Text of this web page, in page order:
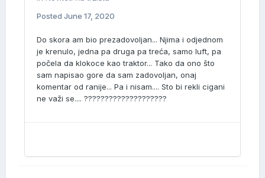
Posted June 17, 2020
Do skora am bio prezadovoljan... Njima i odjednom
je krenulo, jedna pa druga pa treća, samo luft, pa
počela da klokoce kao traktor... Tako da ono što
sam napisao gore da sam zadovoljan, onaj
komentar od ranije... Pa i nisam.... Sto bi rekli cigani
ne važi se.... ????????????????????